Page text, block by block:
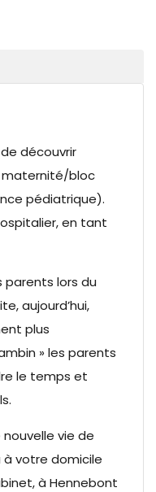
découvrir
maternité/bloc
pédiatrique).
en tant
parents lors du
aujourd’hui,
plus
» les parents
le temps et
vie de
à votre domicile
à Hennebont